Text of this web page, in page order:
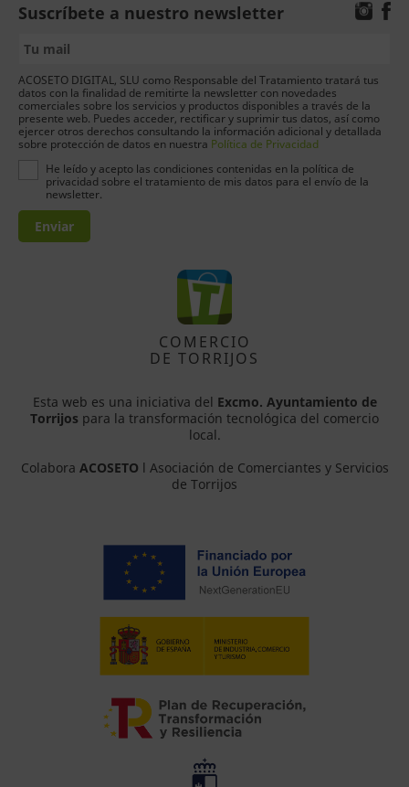
Suscríbete a nuestro newsletter
ACOSETO DIGITAL, SLU como Responsable del Tratamiento tratará tus
datos con la finalidad de remitirte la newsletter con novedades
comerciales sobre los servicios y productos disponibles a través de la
presente web. Puedes acceder, rectificar y suprimir tus datos, así como
ejercer otros derechos consultando la información adicional y detallada
sobre protección de datos en nuestra Política de Privacidad
He leído y acepto las condiciones contenidas en la política de
privacidad sobre el tratamiento de mis datos para el envío de la
newsletter.
Enviar
COMERCIO
DE TORRIJOS
Esta web es una iniciativa del Excmo. Ayuntamiento de
Torrijos para la transformación tecnológica del comercio
local.
Colabora ACOSETO l Asociación de Comerciantes y Servicios
de Torrijos